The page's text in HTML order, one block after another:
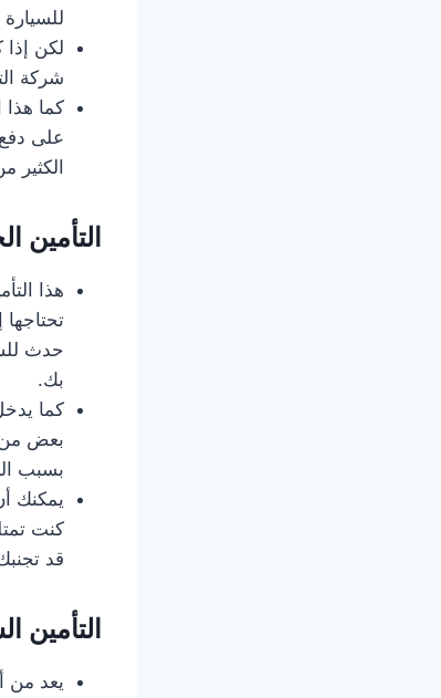
لكن
شركة
كما هذا
على
الكثير
التأمين
هذا
حدث
بك.
كما
بعض من
بسبب
يمكنك
كنت
قد
التأمين
يعد من